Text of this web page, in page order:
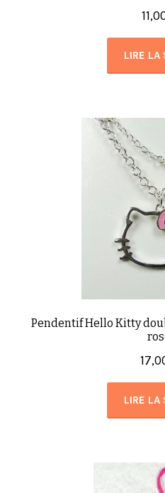
LIRE LA
Pendentif Hello Kitty
LIRE LA